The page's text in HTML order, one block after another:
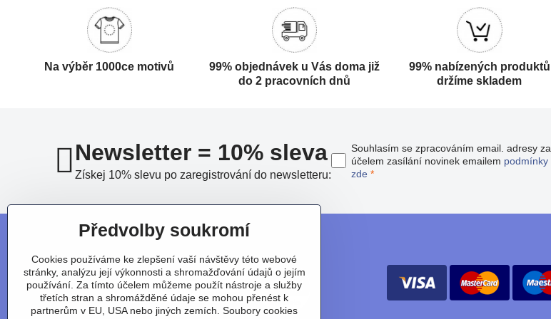
Na výběr 1000ce motivů
99% objednávek u Vás doma již
do 2 pracovních dnů
99% nabízených produktů
držíme skladem
Newsletter = 10% sleva
Získej 10% slevu po zaregistrování do newsletteru:
Souhlasím se zpracováním email. adresy za
účelem zasílání novinek emailem podmínky
zde *
Předvolby soukromí
Cookies používáme ke zlepšení vaší návštěvy této webové
stránky, analýzu její výkonnosti a shromažďování údajů o jejím
používání. Za tímto účelem můžeme použít nástroje a služby
třetích stran a shromážděné údaje se mohou přenést k
partnerům v EU, USA nebo jiných zemích. Soubory cookies